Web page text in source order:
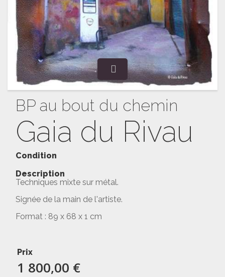
BP au bout du chemin
Gaia du Rivau
Condition
Description
Techniques mixte sur métal.
Signée de la main de l'artiste.
Format : 89 x 68 x 1 cm
Prix
1 800,00 €